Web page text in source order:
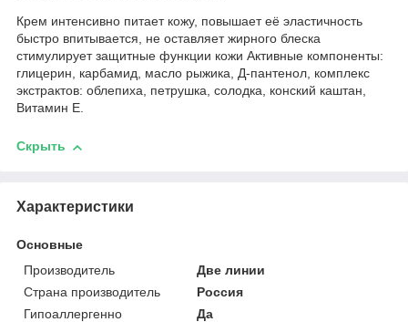
Крем интенсивно питает кожу, повышает её эластичность
быстро впитывается, не оставляет жирного блеска
стимулирует защитные функции кожи Активные компоненты:
глицерин, карбамид, масло рыжика, Д-пантенол, комплекс
экстрактов: облепиха, петрушка, солодка, конский каштан,
Витамин Е.
Скрыть
Характеристики
Основные
Производитель
Две линии
Страна производитель
Россия
Гипоаллергенно
Да